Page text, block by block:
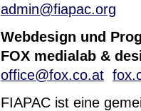
admin@fiapac.org
Webdesign und
FOX medialab &
office@fox.co.at
FIAPAC ist eine